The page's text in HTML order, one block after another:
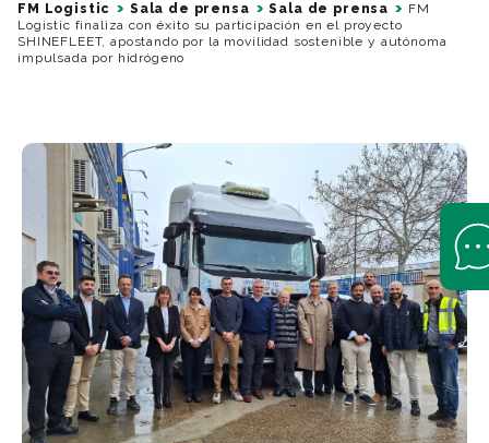
FM Logistic Sala de prensa Sala de prensa
FM
Logistic finaliza con éxito su participación en el proyecto
SHINEFLEET, apostando por la movilidad sostenible y autónoma
impulsada por hidrógeno